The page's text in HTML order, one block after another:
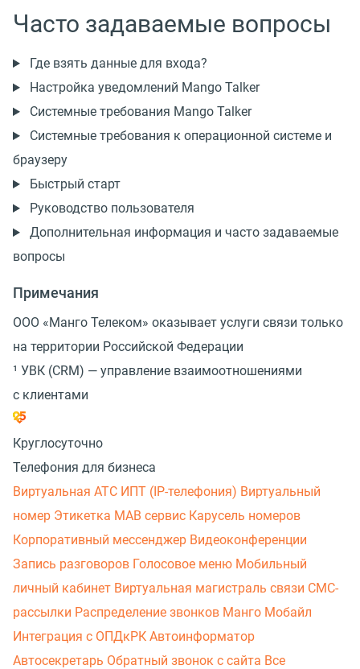
Часто задаваемые вопросы
Где взять данные для входа?
Настройка уведомлений Mango Talker
Системные требования Mango Talker
Системные требования к операционной системе и
браузеру
Быстрый старт
Руководство пользователя
Дополнительная информация и часто задаваемые
вопросы
Примечания
ООО «Манго Телеком» оказывает услуги связи только
на территории Российской Федерации
¹ УВК (CRM) — управление взаимоотношениями
с клиентами
Круглосуточно
Телефония для бизнеса
Виртуальная АТС ИПТ (IP-телефония) Виртуальный
номер Этикетка МАВ сервис Карусель номеров
Корпоративный мессенджер Видеоконференции
Запись разговоров Голосовое меню Мобильный
личный кабинет Виртуальная магистраль связи СМС-
рассылки Распределение звонков Манго Мобайл
Интеграция с ОПДкРК Автоинформатор
Автосекретарь Обратный звонок с сайта Все